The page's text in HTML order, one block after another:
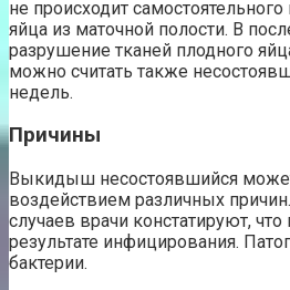
не происходит
яйца из маточной полости. В
разрушение тканей плодного
можно считать также
недель.
Причины
Выкидыш несостоявшийся
воздействием различных
случаев врачи констатируют, что
результате инфицирования.
бактерии.